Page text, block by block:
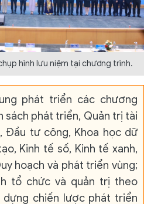
hình lưu niệm tại chương trình.
phát triển các chương
sách phát triển, Quản trị tài
Đầu tư công, Khoa học dữ
Kinh tế số, Kinh tế xanh,
hoạch và phát triển vùng;
tổ chức và quản trị theo
dựng chiến lược phát triển